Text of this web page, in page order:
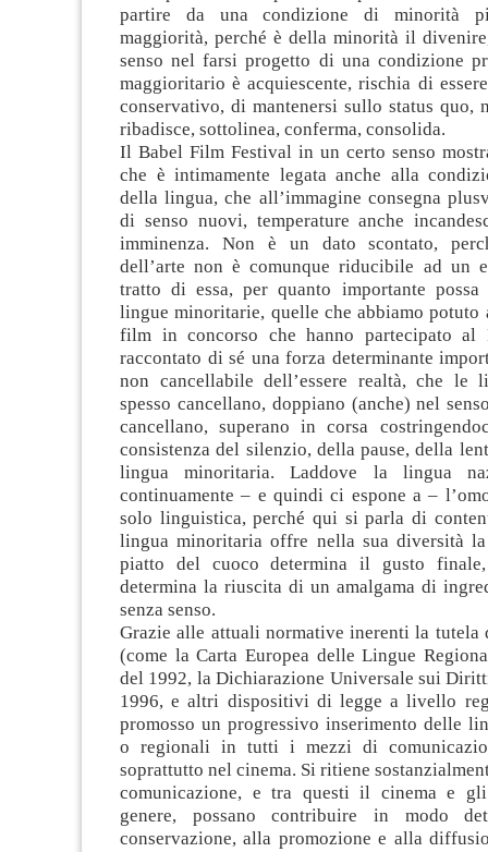
partire da una condizione di minorità
maggiorità, perché è della minorità il
senso nel farsi progetto di una condizione
maggioritario è acquiescente, rischia di
conservativo, di mantenersi sullo status quo,
ribadisce, sottolinea, conferma, consolida.
Il Babel Film Festival in un certo senso
che è intimamente legata anche alla
della lingua, che all’immagine consegna
di senso nuovi, temperature anche
imminenza. Non è un dato scontato,
dell’arte non è comunque riducibile ad un
tratto di essa, per quanto importante possa
lingue minoritarie, quelle che abbiamo potuto
film in concorso che hanno partecipato al
raccontato di sé una forza determinante
non cancellabile dell’essere realtà, che le
spesso cancellano, doppiano (anche) nel
cancellano, superano in corsa
consistenza del silenzio, della pause, della
lingua minoritaria. Laddove la lingua
continuamente – e quindi ci espone a –
solo linguistica, perché qui si parla di
lingua minoritaria offre nella sua diversità
piatto del cuoco determina il gusto
determina la riuscita di un amalgama di
senza senso.
Grazie alle attuali normative inerenti la tutela
(come la Carta Europea delle Lingue
del 1992, la Dichiarazione Universale sui
1996, e altri dispositivi di legge a livello
promosso un progressivo inserimento delle
o regionali in tutti i mezzi di
soprattutto nel cinema. Si ritiene
comunicazione, e tra questi il cinema e
genere, possano contribuire in modo
conservazione, alla promozione e alla